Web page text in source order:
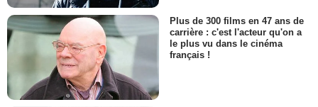
Plus de 300 films en 47 ans de
carrière : c'est l'acteur qu'on a
le plus vu dans le cinéma
français !